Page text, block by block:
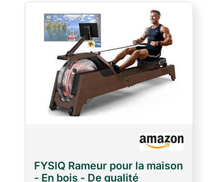
découvrez comment FYSIQ rend votre
entraînement à domicile plus efficace,
confortable et excitant. Profitez de 2 ans de
pièces de rechange gratuites et d'un service
client à vie ! Si vous avez des questions ou
des problèmes, notre équipe de service est
prête à répondre dans les 24 heures. Votre
satisfaction est notre priorité absolue
FYSIQ Rameur pour la maison
- En bois - De qualité